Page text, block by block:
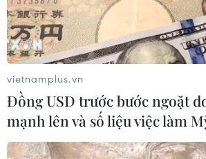
vietnamplus.vn
Đồng USD trước bước ngoặt
mạnh lên và số liệu việc làm